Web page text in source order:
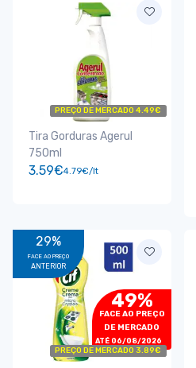
PREÇO DE MERCADO 4.49€
Tira Gorduras Agerul
750ml
3.59€4.79€/lt
29%
FACE AO PREÇO
ANTERIOR
49%
FACE AO PREÇO
DE MERCADO
ATÉ 06/08/2026
PREÇO DE MERCADO 3.89€